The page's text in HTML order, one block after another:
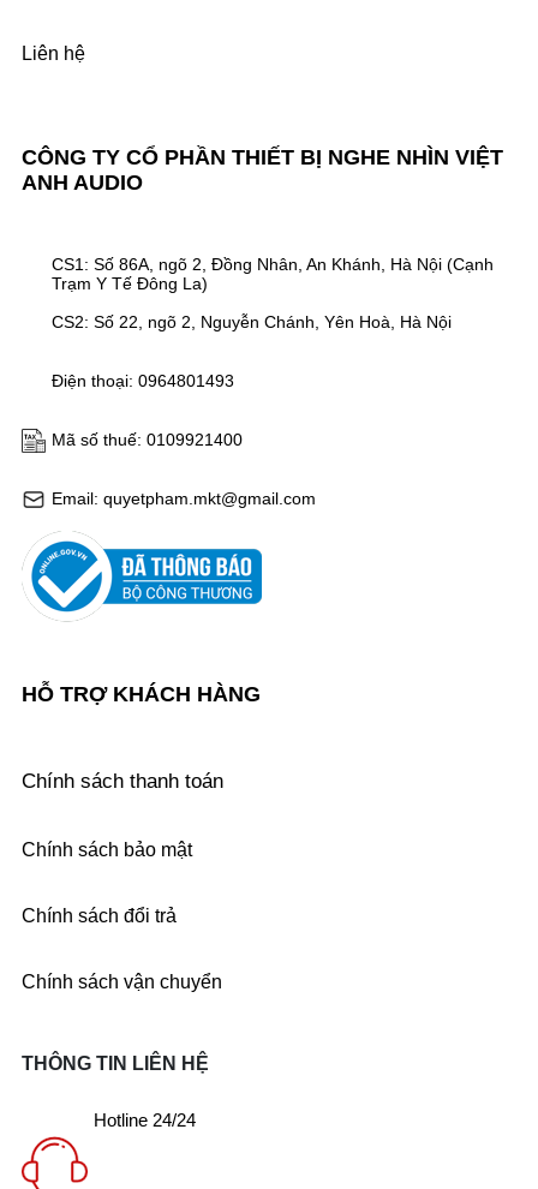
CÔNG TY CỔ PHẦN THIẾT BỊ NGHE NHÌN VIỆT
ANH AUDIO
Email: quyetpham.mkt@gmail.com
Mã số thuế: 0109921400
Điện thoại: 0964801493
CS1: Số 86A, ngõ 2, Đồng Nhân, An Khánh, Hà Nội (Cạnh
Trạm Y Tế Đông La)
CS2: Số 22, ngõ 2, Nguyễn Chánh, Yên Hoà, Hà Nội
Liên hệ
HỖ TRỢ KHÁCH HÀNG
Chính sách thanh toán
Chính sách bảo mật
Chính sách đổi trả
Chính sách vận chuyển
THÔNG TIN LIÊN HỆ
Hotline 24/24